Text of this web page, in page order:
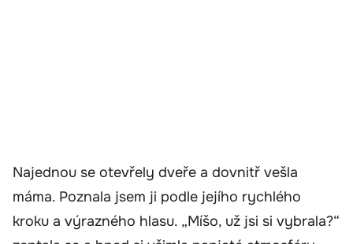
Najednou se otevřely dveře a dovnitř vešla
máma. Poznala jsem ji podle jejího rychlého
kroku a výrazného hlasu. „Míšo, už jsi si vybrala?“